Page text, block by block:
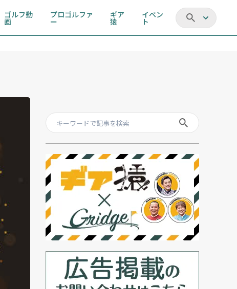
ゴルフ動
画
プロゴルファ
ー
ギア
猿
イベン
ト